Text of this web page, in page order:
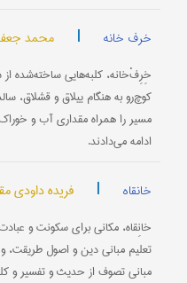
خرف خانه | محمد
خِرِفْ‌خانه، کلبه‌هایی ساخته‌شده
کوچ‌رو به هنگام ییلاق و قشلاق،
مسیر را همراه مقداری آب و
ادامه می‌دادند.
خانقاه | فریده داودی
خانِقاه، مکانی برای سکونت و
تعلیم مبانی دین و اصول
مبانی تصوف از حدیث و تفسیر و